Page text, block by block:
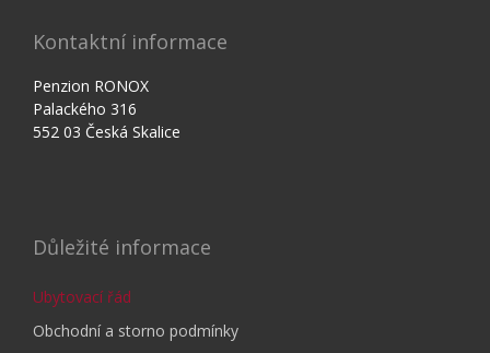
Kontaktní informace
Penzion RONOX
Palackého 316
552 03 Česká Skalice
Důležité informace
Ubytovací řád
Obchodní a storno podmínky